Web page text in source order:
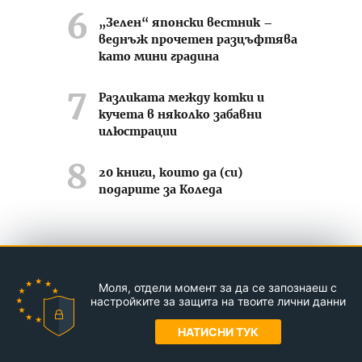
„Зелен“ японски вестник –
веднъж прочетен разцъфтява
като мини градина
Разликата между котки и
кучета в няколко забавни
илюстрации
20 книги, които да (си)
подарите за Коледа
Контакти За нас Реклама
© Jasmin.bg 2011-2026
Моля, отдели момент за да се запознаеш с
настройките за защита на твоите лични данни
НАТИСНИ ТУК